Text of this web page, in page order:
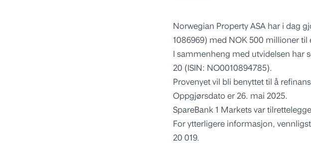
Norwegian Property ASA har i dag
1086969) med NOK 500 millioner til
I sammenheng med utvidelsen har
20 (ISIN: NO0010894785).
Provenyet vil bli benyttet til å
Oppgjørsdato er 26. mai 2025.
SpareBank 1 Markets var
For ytterligere informasjon,
20 019.